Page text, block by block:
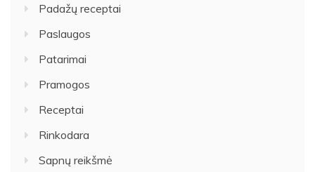
Padažų receptai
Paslaugos
Patarimai
Pramogos
Receptai
Rinkodara
Sapnų reikšmė